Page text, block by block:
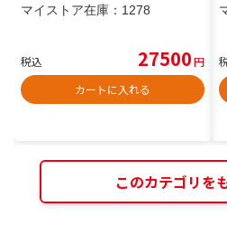
マイストア在庫： 1278
税込 27500円
カートに入れる
このカテゴリを